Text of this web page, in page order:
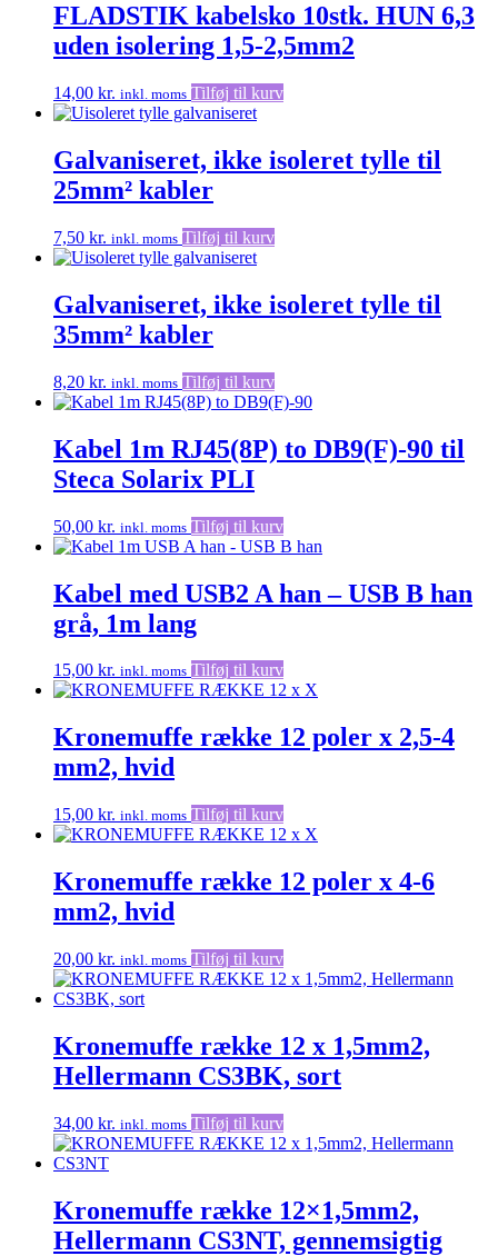
FLADSTIK kabelsko 10stk. HUN 6,3
uden isolering 1,5-2,5mm2
14,00 kr. inkl. moms Tilføj til kurv
Galvaniseret, ikke isoleret tylle til
25mm² kabler
7,50 kr. inkl. moms Tilføj til kurv
Galvaniseret, ikke isoleret tylle til
35mm² kabler
8,20 kr. inkl. moms Tilføj til kurv
Kabel 1m RJ45(8P) to DB9(F)-90 til
Steca Solarix PLI
50,00 kr. inkl. moms Tilføj til kurv
Kabel med USB2 A han – USB B han
grå, 1m lang
15,00 kr. inkl. moms Tilføj til kurv
Kronemuffe række 12 poler x 2,5-4
mm2, hvid
15,00 kr. inkl. moms Tilføj til kurv
Kronemuffe række 12 poler x 4-6
mm2, hvid
20,00 kr. inkl. moms Tilføj til kurv
Kronemuffe række 12 x 1,5mm2,
Hellermann CS3BK, sort
34,00 kr. inkl. moms Tilføj til kurv
Kronemuffe række 12×1,5mm2,
Hellermann CS3NT, gennemsigtig